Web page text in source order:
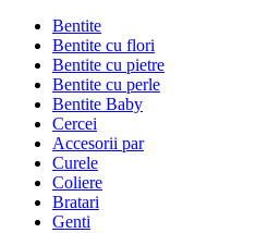
Bentite
Bentite cu flori
Bentite cu pietre
Bentite cu perle
Bentite Baby
Cercei
Accesorii par
Curele
Coliere
Bratari
Genti